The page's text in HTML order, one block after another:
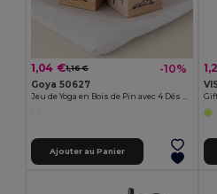
1,04 €1,16 € -10%
Goya 50627
Jeu de Yoga en Bois de Pin avec 4 Dés KALI
Ajouter au Panier